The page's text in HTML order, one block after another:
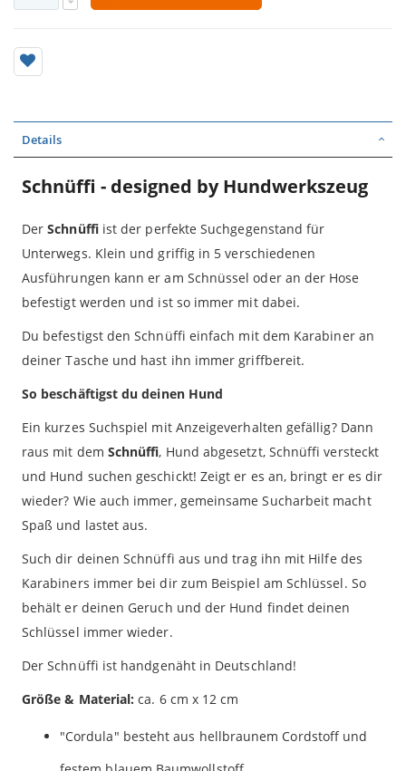
Details
Schnüffi - designed by Hundwerkszeug
DerSchnüffiist der perfekte Suchgegenstand für
Unterwegs. Klein und griffig in 5 verschiedenen
Ausführungen kann er am Schnüssel oder an der Hose
befestigt werden und ist so immer mit dabei.
Du befestigst den Schnüffi einfach mit dem Karabiner an
deiner Tasche und hast ihn immer griffbereit.
So beschäftigst du deinen Hund
Ein kurzes Suchspiel mit Anzeigeverhalten gefällig? Dann
raus mit dem Schnüffi, Hund abgesetzt, Schnüffi versteckt
und Hund suchen geschickt! Zeigt er es an, bringt er es dir
wieder? Wie auch immer, gemeinsame Sucharbeit macht
Spaß und lastet aus.
Such dir deinen Schnüffi aus und trag ihn mit Hilfe des
Karabiners immer bei dir zum Beispiel am Schlüssel. So
behält er deinen Geruch und der Hund findet deinen
Schlüssel immer wieder.
Der Schnüffi ist handgenäht in Deutschland!
Größe & Material:ca. 6 cm x 12 cm
"Cordula" besteht aus hellbraunem Cordstoff und